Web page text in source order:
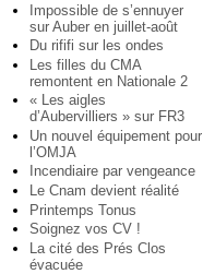
Impossible de s’ennuyer
sur Auber en juillet-août
Du rififi sur les ondes
Les filles du CMA
remontent en Nationale 2
« Les aigles
d’Aubervilliers » sur FR3
Un nouvel équipement pour
l’OMJA
Incendiaire par vengeance
Le Cnam devient réalité
Printemps Tonus
Soignez vos CV !
La cité des Prés Clos
évacuée